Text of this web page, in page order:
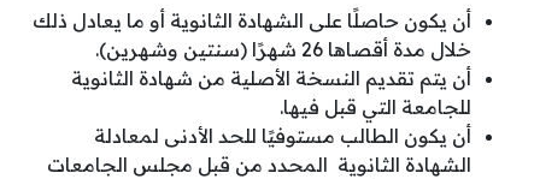
أن يكون حاصلًا على الشهادة الثانوية أو ما يعادل ذلك
خلال مدة أقصاها 26 شهرًا (سنتين وشهرين).
أن يتم تقديم النسخة الأصلية من شهادة الثانوية
للجامعة التي قبل فيها.
أن يكون الطالب مستوفيًا للحد الأدنى لمعادلة
الشهادة الثانوية المحدد من قبل مجلس الجامعات